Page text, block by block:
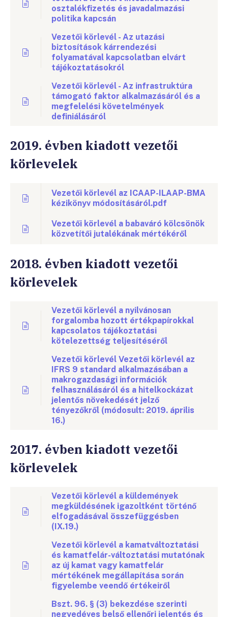
osztalékfizetés és javadalmazási
politika kapcsán
Vezetői körlevél - Az utazási
biztosítások kárrendezési
folyamatával kapcsolatban elvárt
tájékoztatásokról
Vezetői körlevél - Az infrastruktúra
támogató faktor alkalmazásáról és a
megfelelési követelmények
definiálásáról
2019. évben kiadott vezetői
körlevelek
Vezetői körlevél az ICAAP-ILAAP-BMA
kézikönyv módosításáról.pdf
Vezetői körlevél a babaváró kölcsönök
közvetítői jutalékának mértékéről
2018. évben kiadott vezetői
körlevelek
Vezetői körlevél a nyilvánosan
forgalomba hozott értékpapírokkal
kapcsolatos tájékoztatási
kötelezettség teljesítéséről
Vezetői körlevél Vezetői körlevél az
IFRS 9 standard alkalmazásában a
makrogazdasági információk
felhasználásáról és a hitelkockázat
jelentős növekedését jelző
tényezőkről (módosult: 2019. április
16.)
2017. évben kiadott vezetői
körlevelek
Vezetői körlevél a küldemények
megküldésének igazoltként történő
elfogadásával összefüggésben
(IX.19.)
Vezetői körlevél a kamatváltoztatási
és kamatfelár-változtatási mutatónak
az új kamat vagy kamatfelár
mértékének megállapítása során
figyelembe veendő értékeiről
Bszt. 96. § (3) bekezdése szerinti
negyedéves belső ellenőri jelentés és